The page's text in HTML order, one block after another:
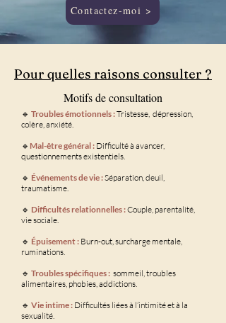
Contactez-moi >
Pour quelles raisons consulter ?
Motifs de consultation
🔹 Troubles émotionnels :Tristesse, dépression,
colère, anxiété.
​​🔹 Mal-être général : Difficulté à avancer,
questionnements existentiels.
🔹 Événements de vie :Séparation, deuil,
traumatisme.
🔹 Difficultés relationnelles :Couple, parentalité,
vie sociale.
🔹 Épuisement : Burn-out, surcharge mentale,
ruminations.
🔹 Troubles spécifiques : sommeil, troubles
alimentaires, phobies, addictions.
🔹 Vie intime : Difficultés liées à l’intimité et à la
sexualité.